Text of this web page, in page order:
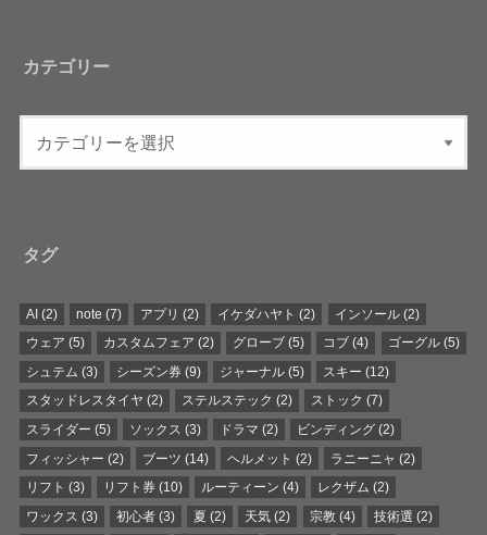
カテゴリー
タグ
AI(2) note (7) アプリ (2) イケダハヤト (2) インソール(2)
ウェア (5) カスタムフェア (2) グローブ (5) コブ (4) ゴーグル(5)
シュテム (3) シーズン券 (9) ジャーナル (5) スキー (12)
スタッドレスタイヤ (2) ステルステック (2) ストック (7)
スライダー (5) ソックス (3) ドラマ (2) ビンディング (2)
フィッシャー (2) ブーツ (14) ヘルメット (2) ラニーニャ (2)
リフト (3) リフト券 (10) ルーティーン (4) レクザム (2)
ワックス (3) 初心者 (3) 夏 (2) 天気 (2) 宗教(4) 技術選 (2)